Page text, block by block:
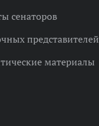
сенаторов
представителей
материалы